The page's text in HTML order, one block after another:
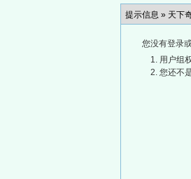
提示信息 » 天下
您没有登录
用户组
您还不